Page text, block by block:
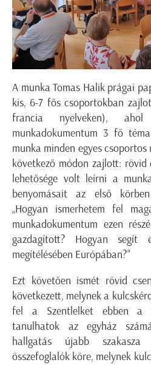
A munka Tomas Halik prágai
kis, 6-7 fős csoportokban
francia nyelveken),
munkadokumentum 3 fő
munka minden egyes csoportos
következő módon zajlott: rövid
lehetősége volt leírni a
benyomásait az első
„Hogyan ismerhetem fel
munkadokumentum ezen
gazdagított? Hogyan
megítélésében Európában?"
Ezt követően ismét rövid
következett, melynek a
fel a Szentlelket ebben a
tanulhatok az egyház
hallgatás újabb
összefoglalók köre, melynek